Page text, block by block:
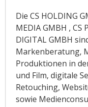
Die CS HOLDING
MEDIA GMBH , CS
DIGITAL GMBH
Markenberatung,
Produktionen in
und Film, digitale
Retouching,
sowie